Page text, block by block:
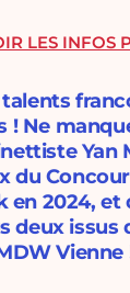
! Ne
Yan
du
en 2024,
deux issus
Vienne
LES INFOS